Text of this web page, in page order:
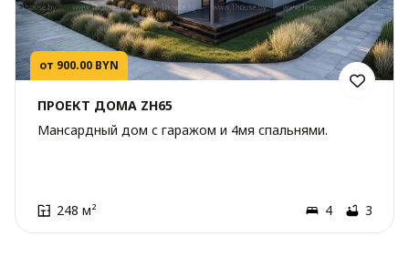
от 900.00 BYN
ПРОЕКТ ДОМА ZH65
Мансардный дом с гаражом и 4мя спальнями.
248 м² 4 3